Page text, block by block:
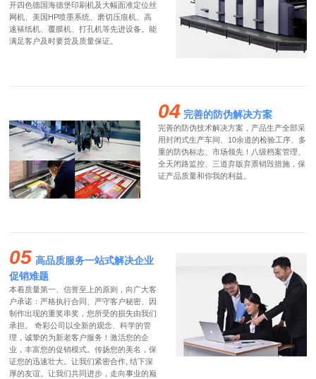
开四色德国海德堡印刷机及大幅面准定位丝
网机、美国HP喷墨系统、磨切压痕机、高
速裱纸机、覆膜机、打孔机等先进设备。能
满足客户及时要货及质量保证。
04 完善的防伪解决方案
完善的防伪技术解决方案，产品生产全部采
用封闭式生产车间、10余道的检验工序、多
重的防伪标志、市场领先！八级档案管理、
全天闭路监控、三道弃版弃票销毁措施，保
证产品质量和你我的利益。
05 高品质服务一站式解决企业
促销难题
本着质量第一、信誉至上的原则，向广大客
户承诺：严格执行合同、严守客户秘密、因
制作出现的重奖串奖，您所受的损失由我们
承担。 奇彩公司以全新的观念、科学的管
理，诚挚的为新老客户服务！激活您的企
业，丰富您的促销模式。传扬您的美名，保
证您的迅速壮大。让我们紧密合作, 结下深
厚的友谊。让我们共同进步，走向事业的巅